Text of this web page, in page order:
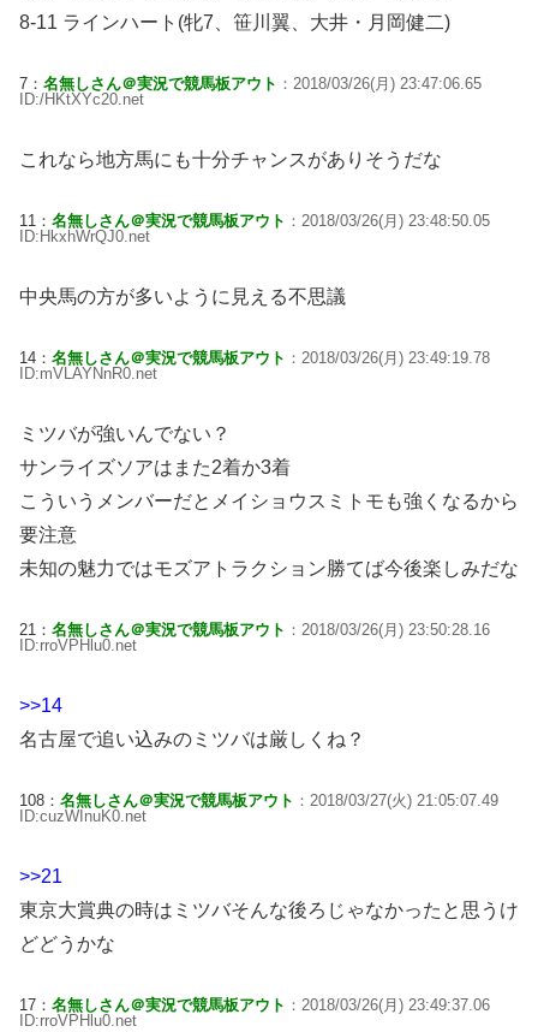
8-11 ラインハート(牝7、笹川翼、大井・月岡健二)
7： 名無しさん＠実況で競馬板アウト ：2018/03/26(月) 23:47:06.65
ID:/HKtXYc20.net
これなら地方馬にも十分チャンスがありそうだな
11： 名無しさん＠実況で競馬板アウト ：2018/03/26(月) 23:48:50.05
ID:HkxhWrQJ0.net
中央馬の方が多いように見える不思議
14： 名無しさん＠実況で競馬板アウト ：2018/03/26(月) 23:49:19.78
ID:mVLAYNnR0.net
ミツバが強いんでない？
サンライズソアはまた2着か3着
こういうメンバーだとメイショウスミトモも強くなるから
要注意
未知の魅力ではモズアトラクション勝てば今後楽しみだな
21： 名無しさん＠実況で競馬板アウト ：2018/03/26(月) 23:50:28.16
ID:rroVPHlu0.net
>>14
名古屋で追い込みのミツバは厳しくね？
108： 名無しさん＠実況で競馬板アウト ：2018/03/27(火) 21:05:07.49
ID:cuzWInuK0.net
>>21
東京大賞典の時はミツバそんな後ろじゃなかったと思うけ
どどうかな
17： 名無しさん＠実況で競馬板アウト ：2018/03/26(月) 23:49:37.06
ID:rroVPHlu0.net